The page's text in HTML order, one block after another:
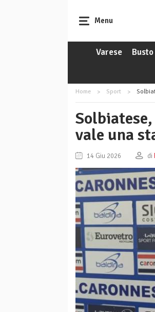
Menu
Varese
Home Sport
vale una
14 Giu 2026 di